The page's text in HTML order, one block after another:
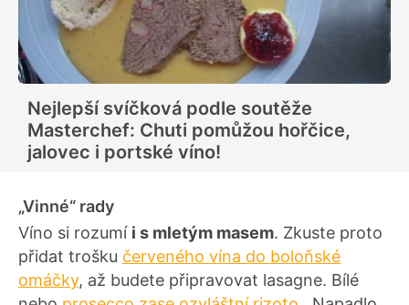
Nejlepší svíčková podle soutěže
Masterchef: Chuti pomůžou hořčice,
jalovec i portské víno!
„Vinné“ rady
Víno si rozumí i s mletým masem. Zkuste proto
přidat trošku červeného vína do boloňské
omáčky, až budete připravovat lasagne. Bílé